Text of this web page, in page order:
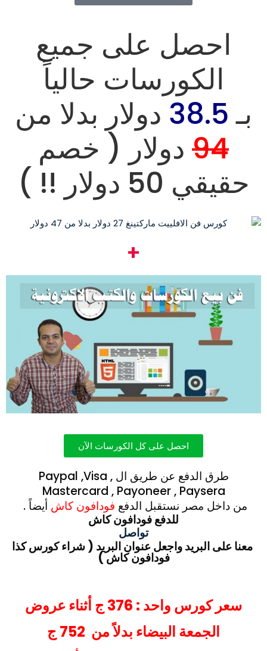
احصل على جميع
الكورسات حالياً
بـ38.5 دولار بدلا من
94 دولار ( خصم
حقيقي 50 دولار !! )
+
احصل على كل الكورسات الآن
طرق الدفع عن طريق ال Paypal ,Visa ,
Mastercard , Payoneer , Paysera
من داخل مصر نستقبل الدفع فودافون كاش أيضاً .
للدفع فودافون كاش
تواصل
معنا على البريد واجعل عنوان البريد ( شراء كورس كذا
فودافون كاش )
سعر كورس واحد : 376 ج أثناء عروض
الجمعة البيضاء بدلاً من 752 ج